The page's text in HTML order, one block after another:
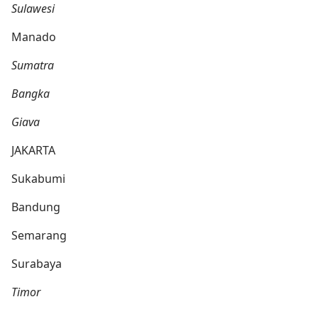
Sulawesi
Manado
Sumatra
Bangka
Giava
JAKARTA
Sukabumi
Bandung
Semarang
Surabaya
Timor